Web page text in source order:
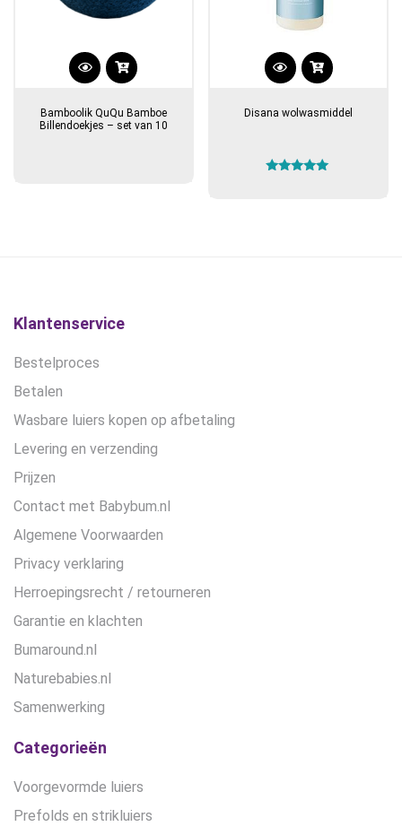
Bamboolik QuQu Bamboe
Billendoekjes – set van 10
Disana wolwasmiddel
Klantenservice
Bestelproces
Betalen
Wasbare luiers kopen op afbetaling
Levering en verzending
Prijzen
Contact met Babybum.nl
Algemene Voorwaarden
Privacy verklaring
Herroepingsrecht / retourneren
Garantie en klachten
Bumaround.nl
Naturebabies.nl
Samenwerking
Categorieën
Voorgevormde luiers
Prefolds en strikluiers